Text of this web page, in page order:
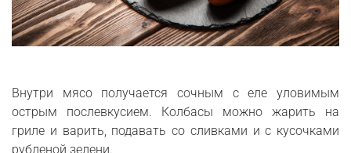
Внутри мясо получается сочным с еле уловимым
острым послевкусием. Колбасы можно жарить на
гриле и варить, подавать со сливками и с кусочками
рубленой зелени.